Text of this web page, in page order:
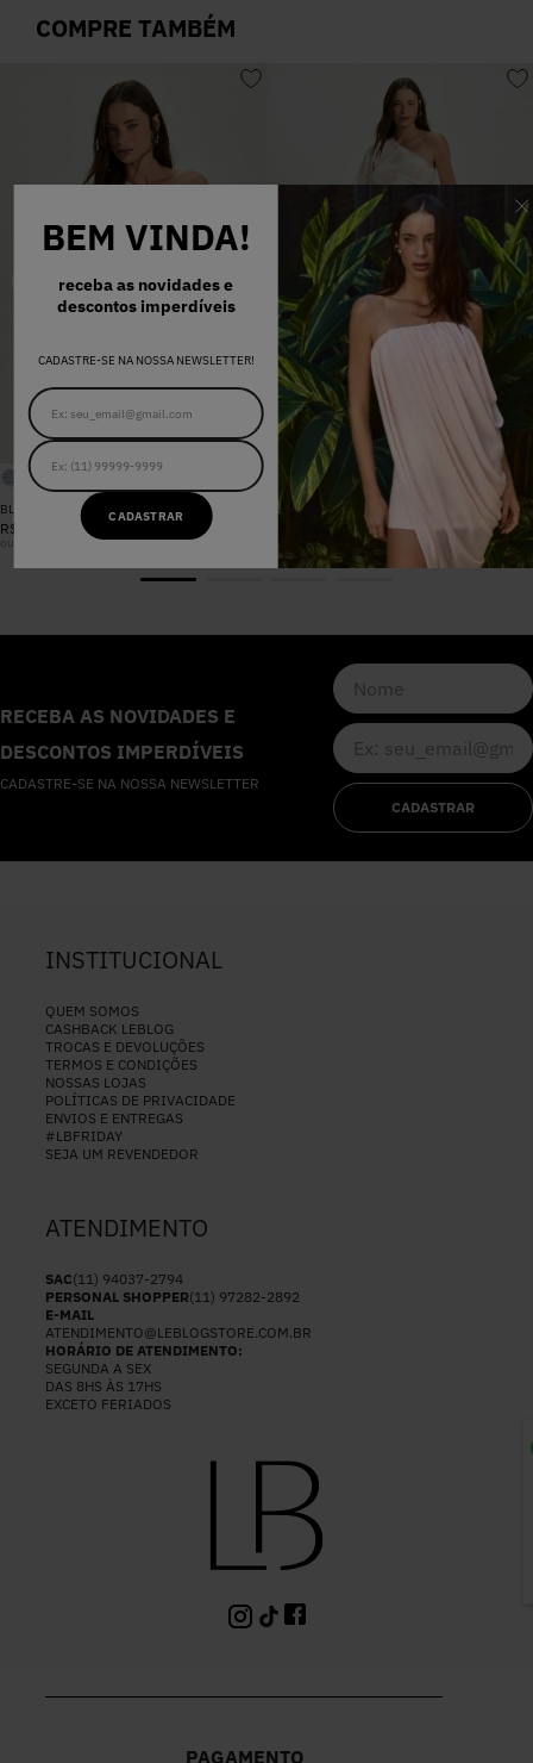
BEM VINDA!
receba as novidades e
descontos imperdíveis
CADASTRE-SE NA NOSSA NEWSLETTER!
CADASTRAR
COMPRE TAMBÉM
BLUSA SANDRA FLORAL CANDY
R$
ou sem juros
CALÇA SANDRA FLORAL CANDY
00
112 sem juros
RECEBA AS NOVIDADES E
DESCONTOS IMPERDÍVEIS
CADASTRE-SE NA NOSSA NEWSLETTER
CADASTRAR
INSTITUCIONAL
QUEM SOMOS
CASHBACK LEBLOG
TROCAS E DEVOLUÇÕES
TERMOS E CONDIÇÕES
NOSSAS LOJAS
POLÍTICAS DE PRIVACIDADE
ENVIOS E ENTREGAS
#LBFRIDAY
SEJA UM REVENDEDOR
ATENDIMENTO
SAC(11) 94037-2794
PERSONAL SHOPPER(11) 97282-2892
E-MAIL
ATENDIMENTO@LEBLOGSTORE.COM.BR
HORÁRIO DE ATENDIMENTO:
SEGUNDA A SEX
DAS 8HS ÀS 17HS
EXCETO FERIADOS
PAGAMENTO